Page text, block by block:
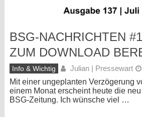
BSG-NACHRICHTEN
ZUM DOWNLOAD
Info & Wichtig Julian | Pressewart
Mit einer ungeplanten Verzögerung
einem Monat erscheint heute die
BSG-Zeitung. Ich wünsche viel …